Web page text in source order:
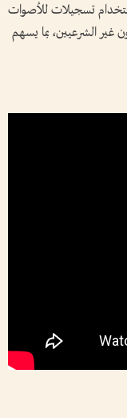
تسجيلات للأصوات
غير الشرعيين، بما يسهم